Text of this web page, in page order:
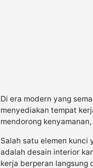
Di era modern yang
menyediakan tempat
mendorong
Salah satu elemen kunci
adalah desain interior
kerja berperan langsung